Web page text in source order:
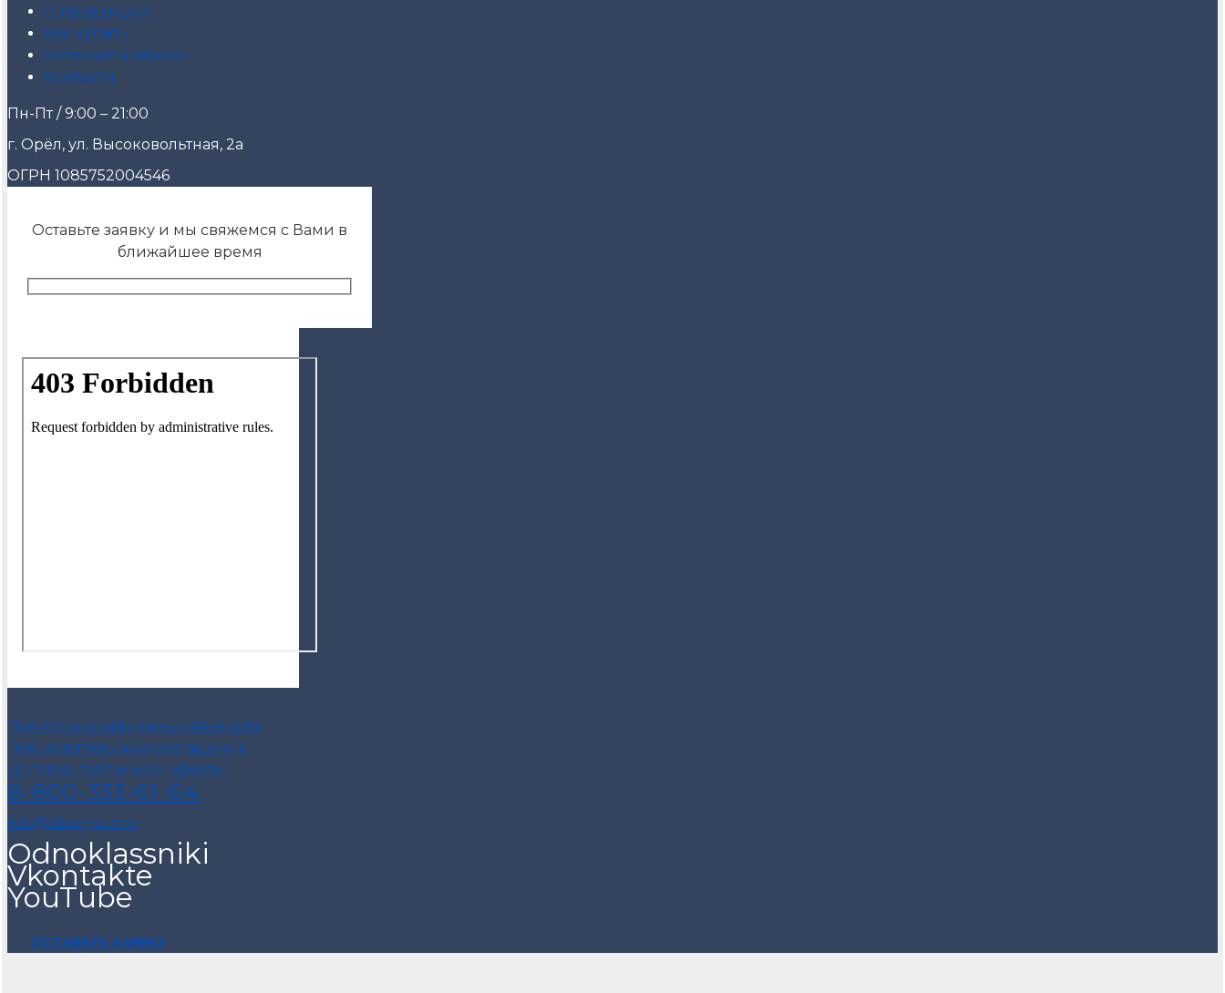
О продукции
Как купить
Интернет-магазин
Контакты
Пн-Пт / 9:00 – 21:00
г. Орёл, ул. Высоковольтная, 2а
ОГРН 1085752004546
Оставьте заявку и мы свяжемся с Вами в
ближайшее время
Политика конфиденциальности
Пользовательское соглашение
Договор публичной оферты
8-800-333-61-64
info@alsariya.com
Odnoklassniki
Vkontakte
YouTube
ОСТАВИТЬ ЗАЯВКУ